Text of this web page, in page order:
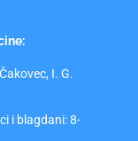
I. G.
i blagdani: 8-